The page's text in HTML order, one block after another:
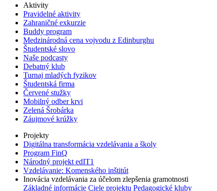
Aktivity
Pravidelné aktivity
Zahraničné exkurzie
Buddy program
Medzinárodná cena vojvodu z Edinburghu
Študentské slovo
Naše podcasty
Debatný klub
Turnaj mladých fyzikov
Študentská firma
Červené stužky
Mobilný odber krvi
Zelená Šrobárka
Záujmové krúžky
Projekty
Digitálna transformácia vzdelávania a školy
Program FinQ
Národný projekt edIT1
Vzdelávanie: Komenského inštitút
Inovácia vzdelávania za účelom zlepšenia gramotnosti
Základné informácie Ciele projektu Pedagogické kluby